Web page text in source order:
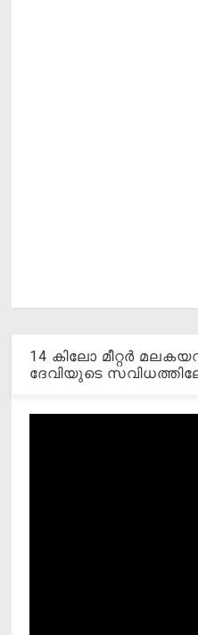
14 കിലോ മീറ്റര്‍
ദേവിയുടെ